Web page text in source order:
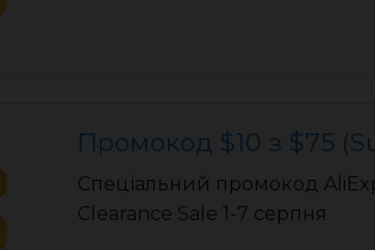
Промокод $10 з $75
Спеціальний промокод
Clearance Sale 1-7 серпня